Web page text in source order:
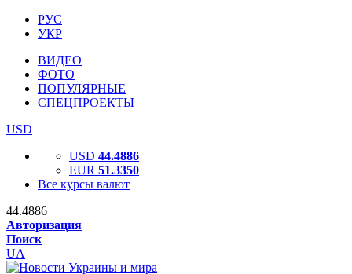
РУС
УКР
ВИДЕО
ФОТО
ПОПУЛЯРНЫЕ
СПЕЦПРОЕКТЫ
USD
USD 44.4886
EUR 51.3350
Все курсы валют
44.4886
Авторизация
Поиск
UA